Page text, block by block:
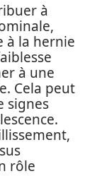
à
à la hernie
à une
Cela peut
signes
rôle